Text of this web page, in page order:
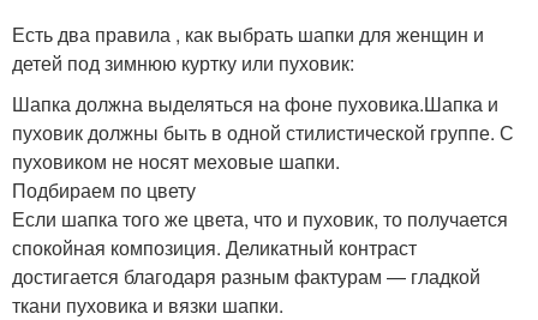
Есть два правила , как выбрать шапки для женщин и
детей под зимнюю куртку или пуховик:
Шапка должна выделяться на фоне пуховика.Шапка и
пуховик должны быть в одной стилистической группе. С
пуховиком не носят меховые шапки.
Подбираем по цвету
Если шапка того же цвета, что и пуховик, то получается
спокойная композиция. Деликатный контраст
достигается благодаря разным фактурам — гладкой
ткани пуховика и вязки шапки.